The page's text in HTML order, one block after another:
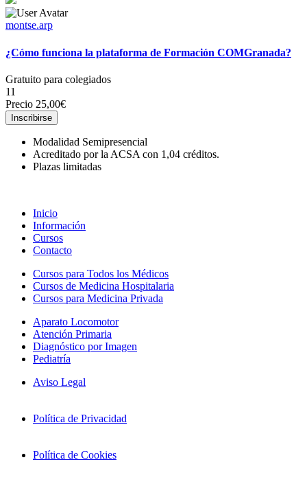
montse.arp
¿Cómo funciona la plataforma de Formación COMGranada?
Gratuito para colegiados
11
Precio 25,00€
Inscribirse
Modalidad Semipresencial
Acreditado por la ACSA con 1,04 créditos.
Plazas limitadas
Inicio
Información
Cursos
Contacto
Cursos para Todos los Médicos
Cursos de Medicina Hospitalaria
Cursos para Medicina Privada
Aparato Locomotor
Atención Primaria
Diagnóstico por Imagen
Pediatría
Aviso Legal
Política de Privacidad
Política de Cookies